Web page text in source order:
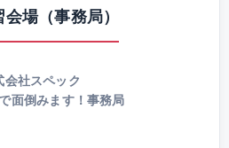
場（事務局）
会社スペック
面倒みます！事務局